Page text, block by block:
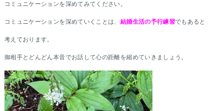
コミュニケーションを深めてみてください。
コミュニケーションを深めていくことは、 結婚生活の予行練習でもあると
考えております。
御相手とどんどん本音でお話して心の距離を縮めていきましょう。